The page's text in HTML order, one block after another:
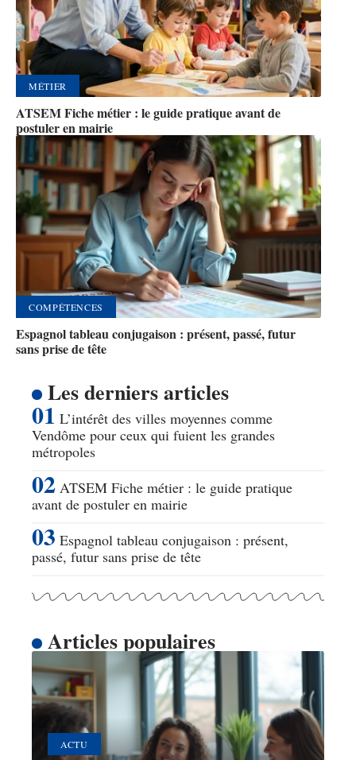
MÉTIER
ATSEM Fiche métier : le guide pratique avant de
postuler en mairie
COMPÉTENCES
Espagnol tableau conjugaison : présent, passé, futur
sans prise de tête
Les derniers articles
L’intérêt des villes moyennes comme
Vendôme pour ceux qui fuient les grandes
métropoles
ATSEM Fiche métier : le guide pratique
avant de postuler en mairie
Espagnol tableau conjugaison : présent,
passé, futur sans prise de tête
Articles populaires
ACTU